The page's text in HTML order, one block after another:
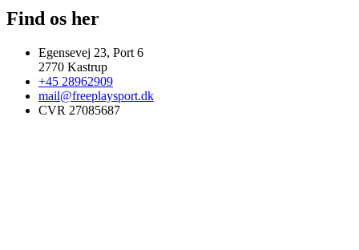
Find os her
Egensevej 23, Port 6
2770 Kastrup
+45 28962909
mail@freeplaysport.dk
CVR 27085687